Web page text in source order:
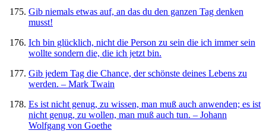
Gib niemals etwas auf, an das du den ganzen Tag denken
musst!
Ich bin glücklich, nicht die Person zu sein die ich immer sein
wollte sondern die, die ich jetzt bin.
Gib jedem Tag die Chance, der schönste deines Lebens zu
werden. – Mark Twain
Es ist nicht genug, zu wissen, man muß auch anwenden; es ist
nicht genug, zu wollen, man muß auch tun. – Johann
Wolfgang von Goethe